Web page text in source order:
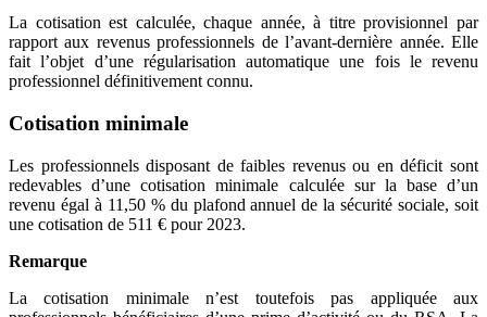
La cotisation est calculée, chaque année, à titre provisionnel par
rapport aux revenus professionnels de l’avant-dernière année. Elle
fait l’objet d’une régularisation automatique une fois le revenu
professionnel définitivement connu.
Cotisation minimale
Les professionnels disposant de faibles revenus ou en déficit sont
redevables d’une cotisation minimale calculée sur la base d’un
revenu égal à 11,50 % du plafond annuel de la sécurité sociale, soit
une cotisation de 511 € pour 2023.
Remarque
La cotisation minimale n’est toutefois pas appliquée aux